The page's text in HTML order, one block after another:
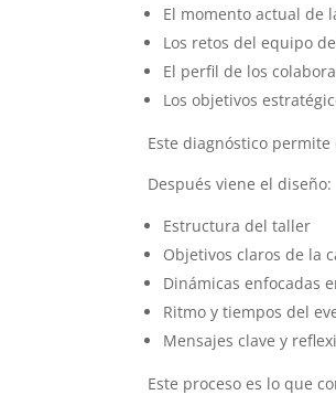
El momento actual de
Los retos del equipo
El perfil de los
Los objetivos
Este diagnóstico
Después viene el diseño:
Estructura del taller
Objetivos claros de la
Dinámicas enfocadas
Ritmo y tiempos del
Mensajes clave y
Este proceso es lo que